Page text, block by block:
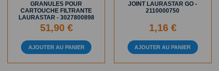
GRANULES POUR
CARTOUCHE FILTRANTE
LAURASTAR - 3027800898
51,90 €
AJOUTER AU PANIER
JOINT LAURASTAR GO -
2110000750
1,16 €
AJOUTER AU PANIER